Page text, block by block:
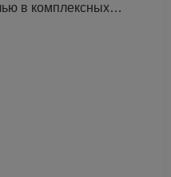
в комплексных